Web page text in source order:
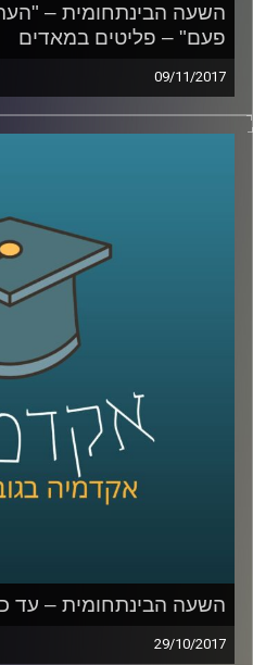
השעה הבינתחומית –
פעם" – פליטים במאדים
09/11/2017
לא רחוק היום שבו
למקומות חלופיים.
פתרונות ההגירה
תהיה חייבת לספק: אז
אנושיים מחוץ לכדור
וכמה אנו רחוקים
הראשון בסדרת
קרדיט תמונות:AudioVersity
השעה הבינתחומית – עד
29/10/2017